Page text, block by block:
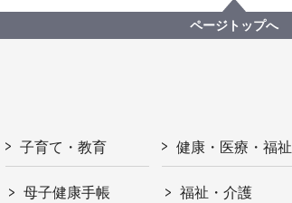
ページトップへ
子育て・教育
母子健康手帳
健康・医療・福祉
福祉・介護